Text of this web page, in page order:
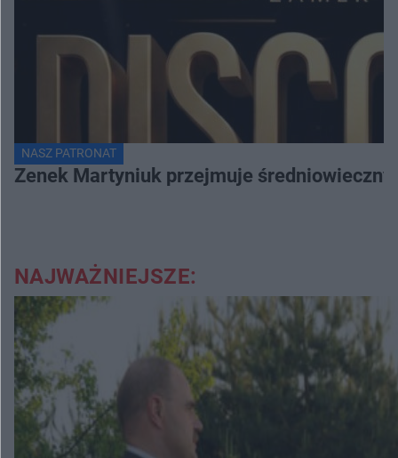
NASZ PATRONAT
Zenek Martyniuk przejmuje
NAJWAŻNIEJSZE: